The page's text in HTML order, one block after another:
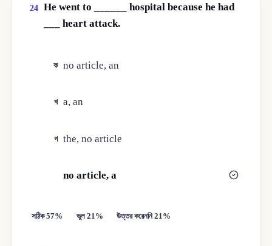
24 He went to ______ hospital because he had
___ heart attack.
ক no article, an
খ a, an
গ the, no article
no article, a
সঠিক 57% ভুল 21% উত্তর করেননি 21%